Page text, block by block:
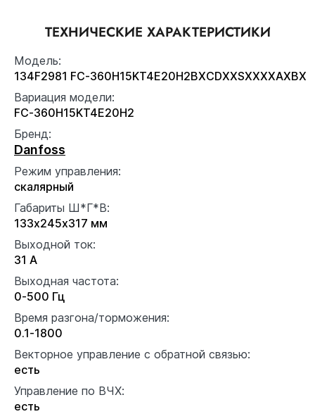
ТЕХНИЧЕСКИЕ ХАРАКТЕРИСТИКИ
Модель:
134F2981 FC-360H15KT4E20H2BXCDXXSXXXXAXBX
Вариация модели:
FC-360H15KT4E20H2
Бренд:
Danfoss
Режим управления:
скалярный
Габариты Ш*Г*В:
133x245x317 мм
Выходной ток:
31 А
Выходная частота:
0-500 Гц
Время разгона/торможения:
0.1-1800
Векторное управление с обратной связью:
есть
Управление по ВЧХ:
есть